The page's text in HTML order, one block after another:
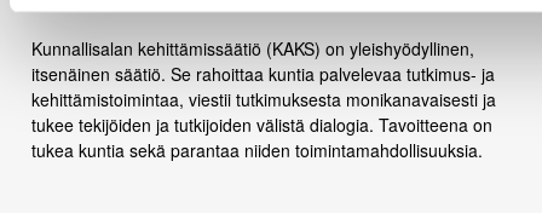
Kunnallisalan kehittämissäätiö (KAKS) on yleishyödyllinen,
itsenäinen säätiö. Se rahoittaa kuntia palvelevaa tutkimus- ja
kehittämistoimintaa, viestii tutkimuksesta monikanavaisesti ja
tukee tekijöiden ja tutkijoiden välistä dialogia. Tavoitteena on
tukea kuntia sekä parantaa niiden toimintamahdollisuuksia.